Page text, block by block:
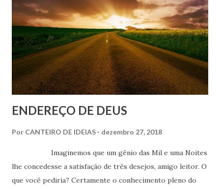
tentado matar o “demônio”.
ENDEREÇO DE DEUS
Por CANTEIRO DE IDEIAS dezembro 27, 2018
Imaginemos que um gênio das Mil e uma Noites
lhe concedesse a satisfação de três desejos, amigo leitor. O
que você pediria? Certamente o conhecimento pleno do